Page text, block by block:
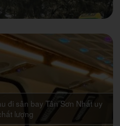
đi sân bay Tân Sơn Nhất uy
lượng